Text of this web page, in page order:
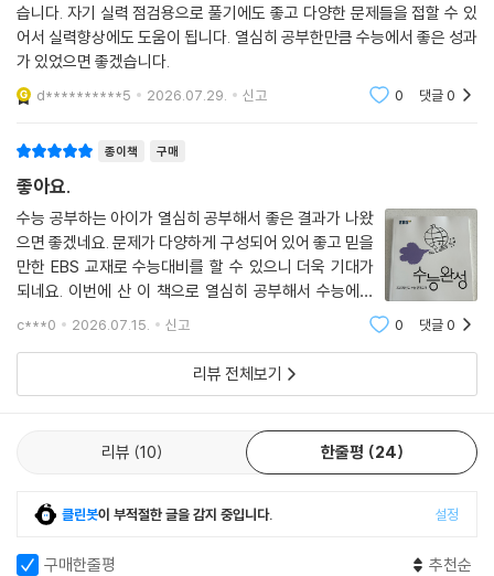
습니다. 자기 실력 점검용으로 풀기에도 좋고 다양한 문제들을 접할 수 있
어서 실력향상에도 도움이 됩니다. 열심히 공부한만큼 수능에서 좋은 성과
가 있었으면 좋겠습니다.
d**********5 2026.07.29. 신고 0 댓글0
종이책 구매
좋아요.
수능 공부하는 아이가 열심히 공부해서 좋은 결과가 나왔
으면 좋겠네요. 문제가 다양하게 구성되어 있어 좋고 믿을
만한 EBS 교재로 수능대비를 할 수 있으니 더욱 기대가
되네요. 이번에 산 이 책으로 열심히 공부해서 수능에서
좋은 성적 나오기를 기대해 봅니다.
c***0 2026.07.15. 신고 0 댓글0
리뷰 전체보기
리뷰 10 한줄평 24
클린봇이 부적절한 글을 감지 중입니다. 설정
구매한줄평 추천순